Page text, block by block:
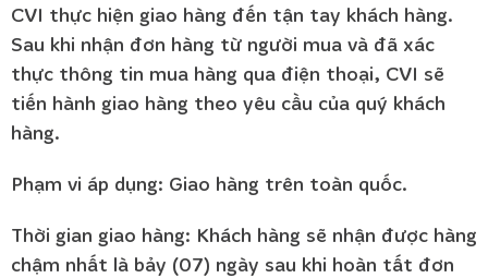
CVI thực hiện giao hàng đến tận tay khách hàng.
Sau khi nhận đơn hàng từ người mua và đã xác
thực thông tin mua hàng qua điện thoại, CVI sẽ
tiến hành giao hàng theo yêu cầu của quý khách
hàng.
Phạm vi áp dụng: Giao hàng trên toàn quốc.
Thời gian giao hàng: Khách hàng sẽ nhận được hàng
chậm nhất là bảy (07) ngày sau khi hoàn tất đơn